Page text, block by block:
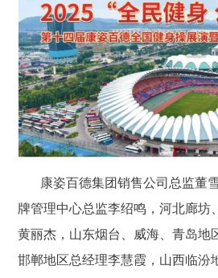
康姿百德集团销售公司总监董
牌管理中心总监李绍鸣，河北廊坊
黄丽杰，山东烟台、威海、青岛地
邯郸地区总经理李慧霞，山西临汾